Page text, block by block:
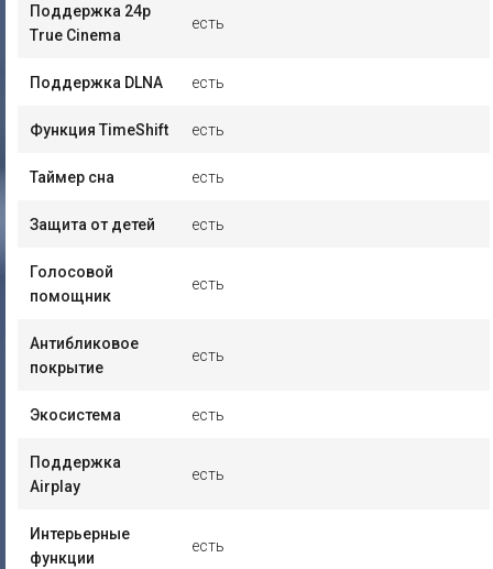
Поддержка 24p
True Cinema
есть
Поддержка DLNA есть
Функция TimeShift есть
Таймер сна есть
Защита от детей есть
Голосовой
помощник
есть
Антибликовое
покрытие
есть
Экосистема есть
Поддержка
Airplay
есть
Интерьерные
функции
есть